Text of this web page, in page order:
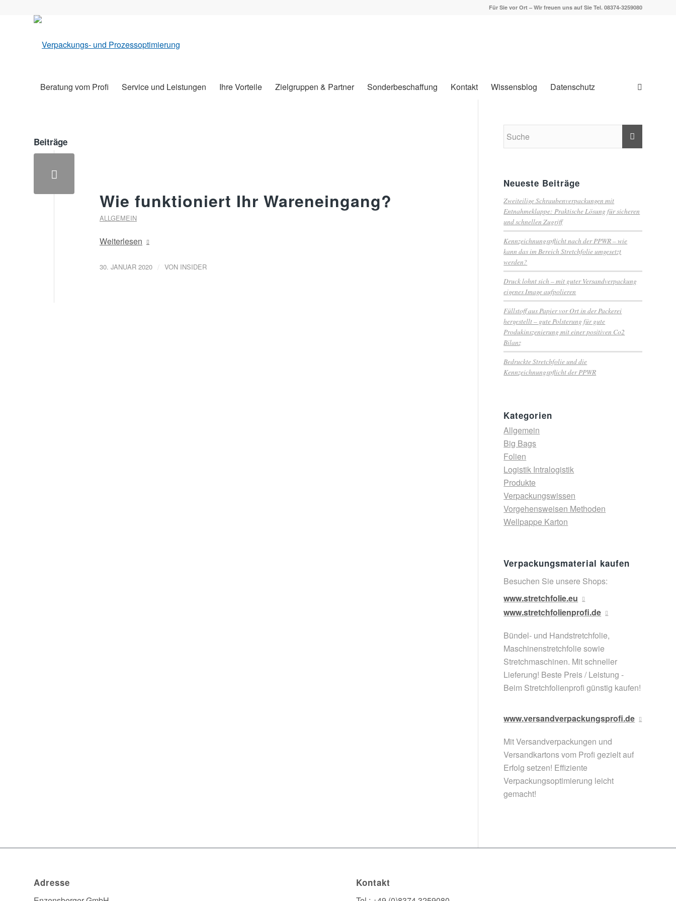
Für Sie vor Ort – Wir freuen uns auf Sie Tel. 08374-3259080
Beratung vom Profi Service und Leistungen Ihre Vorteile Zielgruppen & Partner Sonderbeschaffung Kontakt Wissensblog Datenschutz
Beiträge
Wie funktioniert Ihr Wareneingang?
ALLGEMEIN
Weiterlesen
30. JANUAR 2020 / VON INSIDER
Neueste Beiträge
Zweiteilige Schraubenverpackungen mit
Entnahmeklappe: Praktische Lösung für sicheren
und schnellen Zugriff
Kennzeichnungspflicht nach der PPWR – wie
kann das im Bereich Stretchfolie umgesetzt
werden?
Druck lohnt sich – mit guter Versandverpackung
eigenes Image aufpolieren
Füllstoff aus Papier vor Ort in der Packerei
hergestellt – gute Polsterung für gute
Produkinszenierung mit einer positiven Co2
Bilanz
Bedruckte Stretchfolie und die
Kennzeichnungspflicht der PPWR
Kategorien
Allgemein
Big Bags
Folien
Logistik Intralogistik
Produkte
Verpackungswissen
Vorgehensweisen Methoden
Wellpappe Karton
Verpackungsmaterial kaufen
Besuchen Sie unsere Shops:
www.stretchfolie.eu
www.stretchfolienprofi.de
Bündel- und Handstretchfolie,
Maschinenstretchfolie sowie
Stretchmaschinen. Mit schneller
Lieferung! Beste Preis / Leistung -
Beim Stretchfolienprofi günstig kaufen!
www.versandverpackungsprofi.de
Mit Versandverpackungen und
Versandkartons vom Profi gezielt auf
Erfolg setzen! Effiziente
Verpackungsoptimierung leicht
gemacht!
Adresse Kontakt